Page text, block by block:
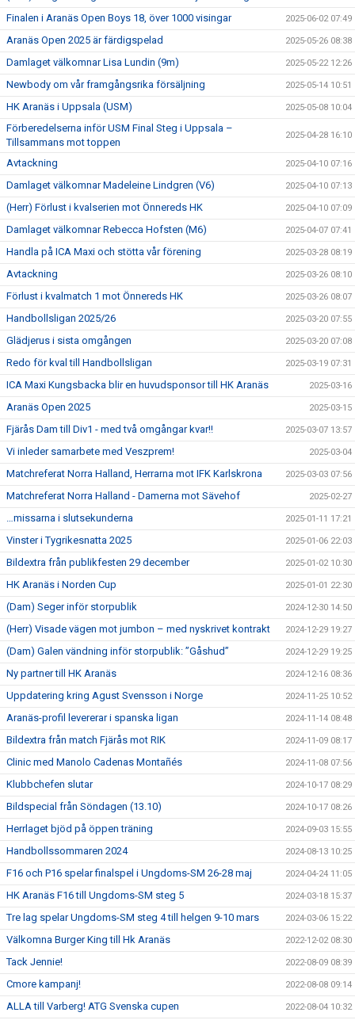
Finalen i Aranäs Open Boys 18, över 1000 visingar 2025-06-02 07:49
Aranäs Open 2025 är färdigspelad 2025-05-26 08:38
Damlaget välkomnar Lisa Lundin (9m) 2025-05-22 12:26
Newbody om vår framgångsrika försäljning 2025-05-14 10:51
HK Aranäs i Uppsala (USM) 2025-05-08 10:04
Förberedelserna inför USM Final Steg i Uppsala –
Tillsammans mot toppen
2025-04-28 16:10
Avtackning 2025-04-10 07:16
Damlaget välkomnar Madeleine Lindgren (V6) 2025-04-10 07:13
(Herr) Förlust i kvalserien mot Önnereds HK 2025-04-10 07:09
Damlaget välkomnar Rebecca Hofsten (M6) 2025-04-07 07:41
Handla på ICA Maxi och stötta vår förening 2025-03-28 08:19
Avtackning 2025-03-26 08:10
Förlust i kvalmatch 1 mot Önnereds HK 2025-03-26 08:07
Handbollsligan 2025/26 2025-03-20 07:55
Glädjerus i sista omgången 2025-03-20 07:08
Redo för kval till Handbollsligan 2025-03-19 07:31
ICA Maxi Kungsbacka blir en huvudsponsor till HK Aranäs 2025-03-16
Aranäs Open 2025 2025-03-15
Fjärås Dam till Div1 - med två omgångar kvar!! 2025-03-07 13:57
Vi inleder samarbete med Veszprem! 2025-03-04
Matchreferat Norra Halland, Herrarna mot IFK Karlskrona 2025-03-03 07:56
Matchreferat Norra Halland - Damerna mot Sävehof 2025-02-27
…missarna i slutsekunderna 2025-01-11 17:21
Vinster i Tygrikesnatta 2025 2025-01-06 22:03
Bildextra från publikfesten 29 december 2025-01-02 10:30
HK Aranäs i Norden Cup 2025-01-01 22:30
(Dam) Seger inför storpublik 2024-12-30 14:50
(Herr) Visade vägen mot jumbon – med nyskrivet kontrakt 2024-12-29 19:27
(Dam) Galen vändning inför storpublik: ”Gåshud” 2024-12-29 19:25
Ny partner till HK Aranäs 2024-12-16 08:36
Uppdatering kring Agust Svensson i Norge 2024-11-25 10:52
Aranäs-profil levererar i spanska ligan 2024-11-14 08:48
Bildextra från match Fjärås mot RIK 2024-11-09 08:17
Clinic med Manolo Cadenas Montañés 2024-11-08 07:56
Klubbchefen slutar 2024-10-17 08:29
Bildspecial från Söndagen (13.10) 2024-10-17 08:26
Herrlaget bjöd på öppen träning 2024-09-03 15:55
Handbollssommaren 2024 2024-08-13 10:25
F16 och P16 spelar finalspel i Ungdoms-SM 26-28 maj 2024-04-24 11:05
HK Aranäs F16 till Ungdoms-SM steg 5 2024-03-18 15:37
Tre lag spelar Ungdoms-SM steg 4 till helgen 9-10 mars 2024-03-06 15:22
Välkomna Burger King till Hk Aranäs 2022-12-02 08:30
Tack Jennie! 2022-08-09 08:39
Cmore kampanj! 2022-08-08 09:14
ALLA till Varberg! ATG Svenska cupen 2022-08-04 10:32